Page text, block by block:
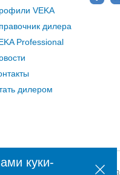
куки-
VEKA
дилера
Professional
дилером
Политика